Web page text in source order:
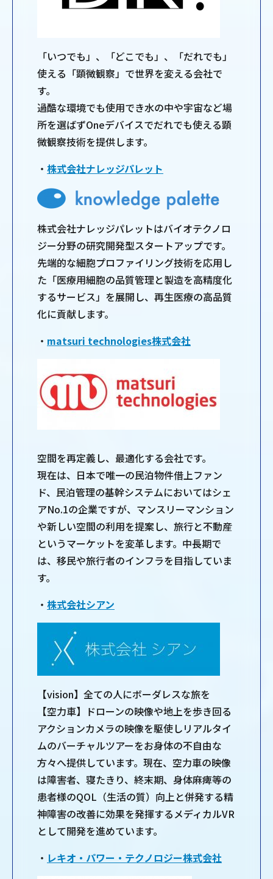
「いつでも」、「どこでも」、「だれでも」
使える「顕微観察」で世界を変える会社で
す。
過酷な環境でも使用でき水の中や宇宙など場
所を選ばずOneデバイスでだれでも使える顕
微観察技術を提供します。
・ 株式会社ナレッジパレット
株式会社ナレッジパレットはバイオテクノロ
ジー分野の研究開発型スタートアップです。
先端的な細胞プロファイリング技術を応用し
た「医療用細胞の品質管理と製造を高精度化
するサービス」を展開し、再生医療の高品質
化に貢献します。
・ matsuri technologies株式会社
空間を再定義し、最適化する会社です。
現在は、日本で唯一の民泊物件借上ファン
ド、民泊管理の基幹システムにおいてはシェ
アNo.1の企業ですが、マンスリーマンション
や新しい空間の利用を提案し、旅行と不動産
というマーケットを変革します。中長期で
は、移民や旅行者のインフラを目指していま
す。
・ 株式会社シアン
【vision】全ての人にボーダレスな旅を
【空力車】ドローンの映像や地上を歩き回る
アクションカメラの映像を駆使しリアルタイ
ムのバーチャルツアーをお身体の不自由な
方々へ提供しています。現在、空力車の映像
は障害者、寝たきり、終末期、身体麻痺等の
患者様のQOL（生活の質）向上と併発する精
神障害の改善に効果を発揮するメディカルVR
として開発を進めています。
・ レキオ・パワー・テクノロジー株式会社